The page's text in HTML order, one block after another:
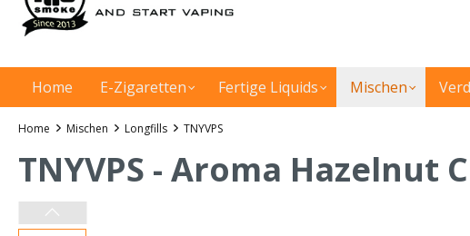
Home E-Zigaretten Fertige Liquids Mischen
Home Mischen Longfills TNYVPS
TNYVPS - Aroma Hazelnut